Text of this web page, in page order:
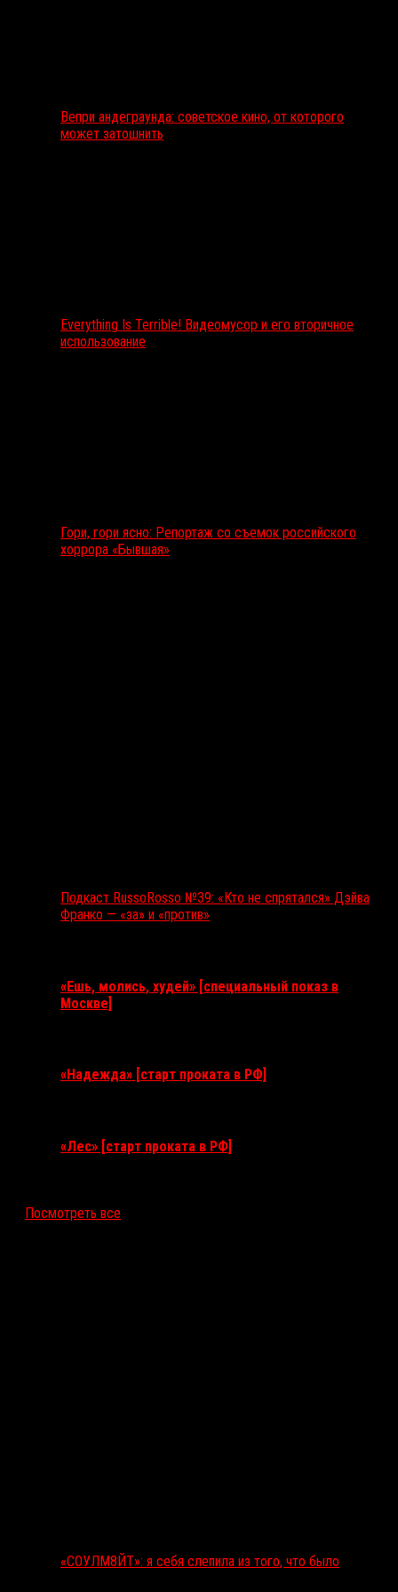
Вепри андеграунда: советское кино, от которого
может затошнить
Everything Is Terrible! Видеомусор и его вторичное
использование
Гори, гори ясно: Репортаж со съемок российского
хоррора «Бывшая»
Подкаст RussoRosso №39: «Кто не спрятался» Дэйва
Франко — «за» и «против»
«Ешь, молись, худей» [специальный показ в
Москве]
«Надежда» [старт проката в РФ]
«Лес» [старт проката в РФ]
Посмотреть все
«СОУЛМ8ЙТ»: я себя слепила из того, что было